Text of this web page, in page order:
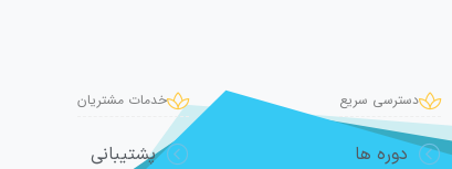
دسترسی سریع
دوره ها
خدمات مشتریان
پشتیبانی